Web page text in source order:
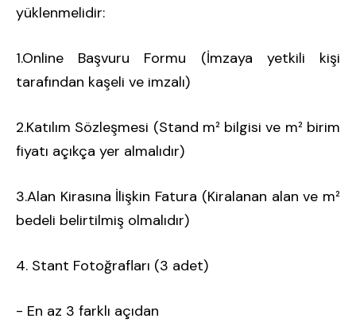
yüklenmelidir:
1.Online Başvuru Formu (İmzaya yetkili kişi
tarafından kaşeli ve imzalı)
2.Katılım Sözleşmesi (Stand m² bilgisi ve m² birim
fiyatı açıkça yer almalıdır)
3.Alan Kirasına İlişkin Fatura (Kiralanan alan ve m²
bedeli belirtilmiş olmalıdır)
4. Stant Fotoğrafları (3 adet)
- En az 3 farklı açıdan